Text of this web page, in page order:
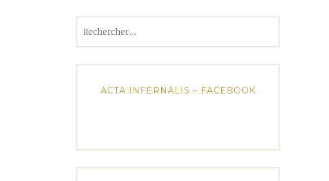
ACTA INFERNALIS – FACEBOOK